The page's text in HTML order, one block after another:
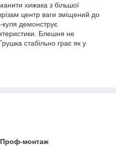
хижака з більшої
центр ваги зміщений до
демонструє
Блешня не
стабільно грає як у
Проф-монтаж